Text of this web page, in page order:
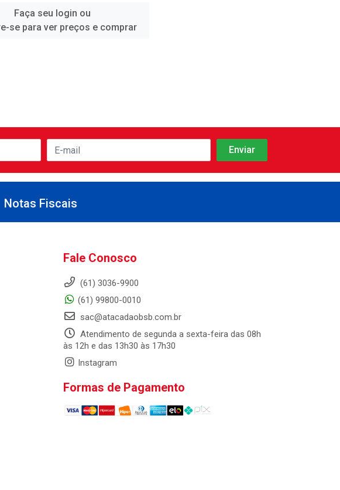
Faça seu login ou
se para ver preços e comprar
Notas Fiscais
Fale Conosco
(61) 3036-9900
(61) 99800-0010
sac@atacadaobsb.com.br
Atendimento de segunda a sexta-feira das 08h
às 12h e das 13h30 às 17h30
Instagram
Formas de Pagamento